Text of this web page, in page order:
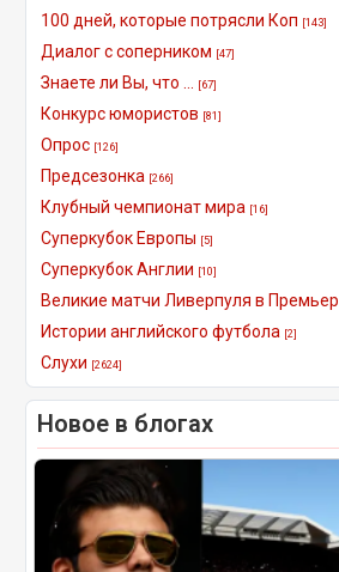
100 дней, которые потрясли Коп [143]
Диалог с соперником [47]
Знаете ли Вы, что ... [67]
Конкурс юмористов [81]
Опрос [126]
Предсезонка [266]
Клубный чемпионат мира [16]
Суперкубок Европы [5]
Суперкубок Англии [10]
Великие матчи Ливерпуля в
Истории английского футбола [2]
Слухи [2624]
Новое в блогах